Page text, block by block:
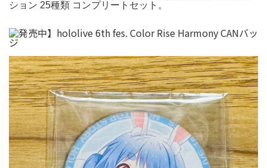
ション 25種類 コンプリートセット。